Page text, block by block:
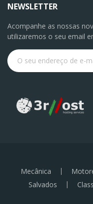
NEWSLETTER
Acompanhe as nossas
utilizaremos o seu email
Mecânica
Salvados